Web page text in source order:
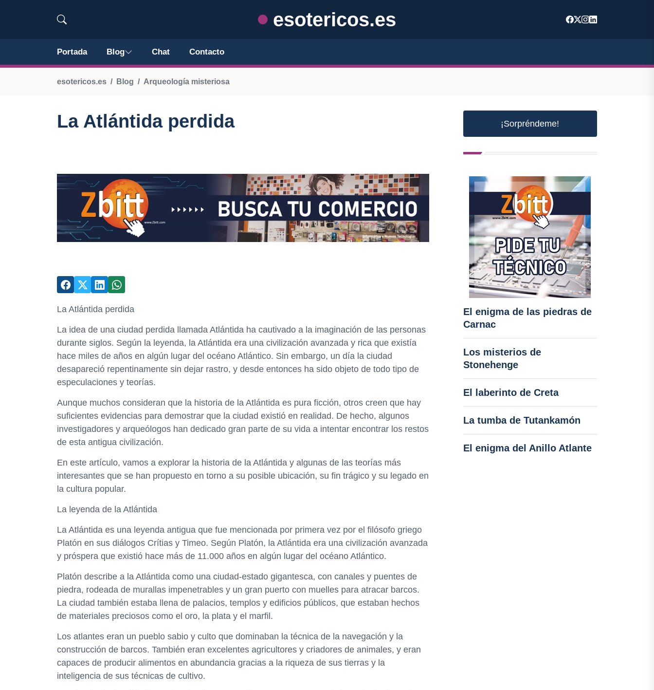
esotericos.es
Portada Blog Chat Contacto
esotericos.es Blog Arqueología misteriosa
La Atlántida perdida
La Atlántida perdida
La idea de una ciudad perdida llamada Atlántida ha cautivado a la imaginación de las personas
durante siglos. Según la leyenda, la Atlántida era una civilización avanzada y rica que existía
hace miles de años en algún lugar del océano Atlántico. Sin embargo, un día la ciudad
desapareció repentinamente sin dejar rastro, y desde entonces ha sido objeto de todo tipo de
especulaciones y teorías.
Aunque muchos consideran que la historia de la Atlántida es pura ficción, otros creen que hay
suficientes evidencias para demostrar que la ciudad existió en realidad. De hecho, algunos
investigadores y arqueólogos han dedicado gran parte de su vida a intentar encontrar los restos
de esta antigua civilización.
En este artículo, vamos a explorar la historia de la Atlántida y algunas de las teorías más
interesantes que se han propuesto en torno a su posible ubicación, su fin trágico y su legado en
la cultura popular.
La leyenda de la Atlántida
La Atlántida es una leyenda antigua que fue mencionada por primera vez por el filósofo griego
Platón en sus diálogos Crítias y Timeo. Según Platón, la Atlántida era una civilización avanzada
y próspera que existió hace más de 11.000 años en algún lugar del océano Atlántico.
Platón describe a la Atlántida como una ciudad-estado gigantesca, con canales y puentes de
piedra, rodeada de murallas impenetrables y un gran puerto con muelles para atracar barcos.
La ciudad también estaba llena de palacios, templos y edificios públicos, que estaban hechos
de materiales preciosos como el oro, la plata y el marfil.
Los atlantes eran un pueblo sabio y culto que dominaban la técnica de la navegación y la
construcción de barcos. También eran excelentes agricultores y criadores de animales, y eran
capaces de producir alimentos en abundancia gracias a la riqueza de sus tierras y la
inteligencia de sus técnicas de cultivo.
¡Sorpréndeme!
El enigma de las piedras de
Carnac
Los misterios de
Stonehenge
El laberinto de Creta
La tumba de Tutankamón
El enigma del Anillo Atlante